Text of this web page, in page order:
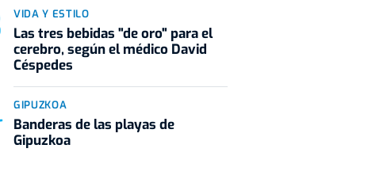
VIDA Y ESTILO
Las tres bebidas "de oro" para el
cerebro, según el médico David
Céspedes
GIPUZKOA
Banderas de las playas de
Gipuzkoa